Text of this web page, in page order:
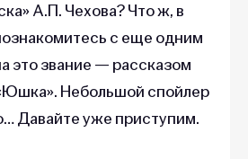
А.П. Чехова? Что ж, в
с еще одним
это звание — рассказом
Небольшой спойлер
Давайте уже приступим.